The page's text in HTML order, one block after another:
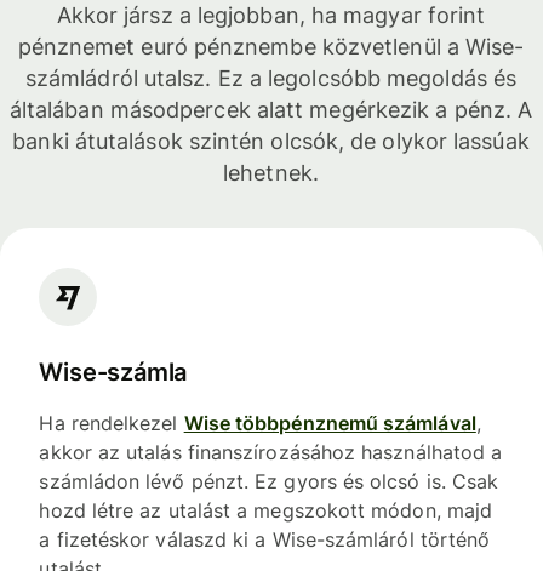
Akkor jársz a legjobban, ha magyar forint
pénznemet euró pénznembe közvetlenül a Wise-
számládról utalsz. Ez a legolcsóbb megoldás és
általában másodpercek alatt megérkezik a pénz. A
banki átutalások szintén olcsók, de olykor lassúak
lehetnek.
Wise-számla
Ha rendelkezel Wise többpénznemű számlával,
akkor az utalás finanszírozásához használhatod a
számládon lévő pénzt. Ez gyors és olcsó is. Csak
hozd létre az utalást a megszokott módon, majd
a fizetéskor válaszd ki a Wise-számláról történő